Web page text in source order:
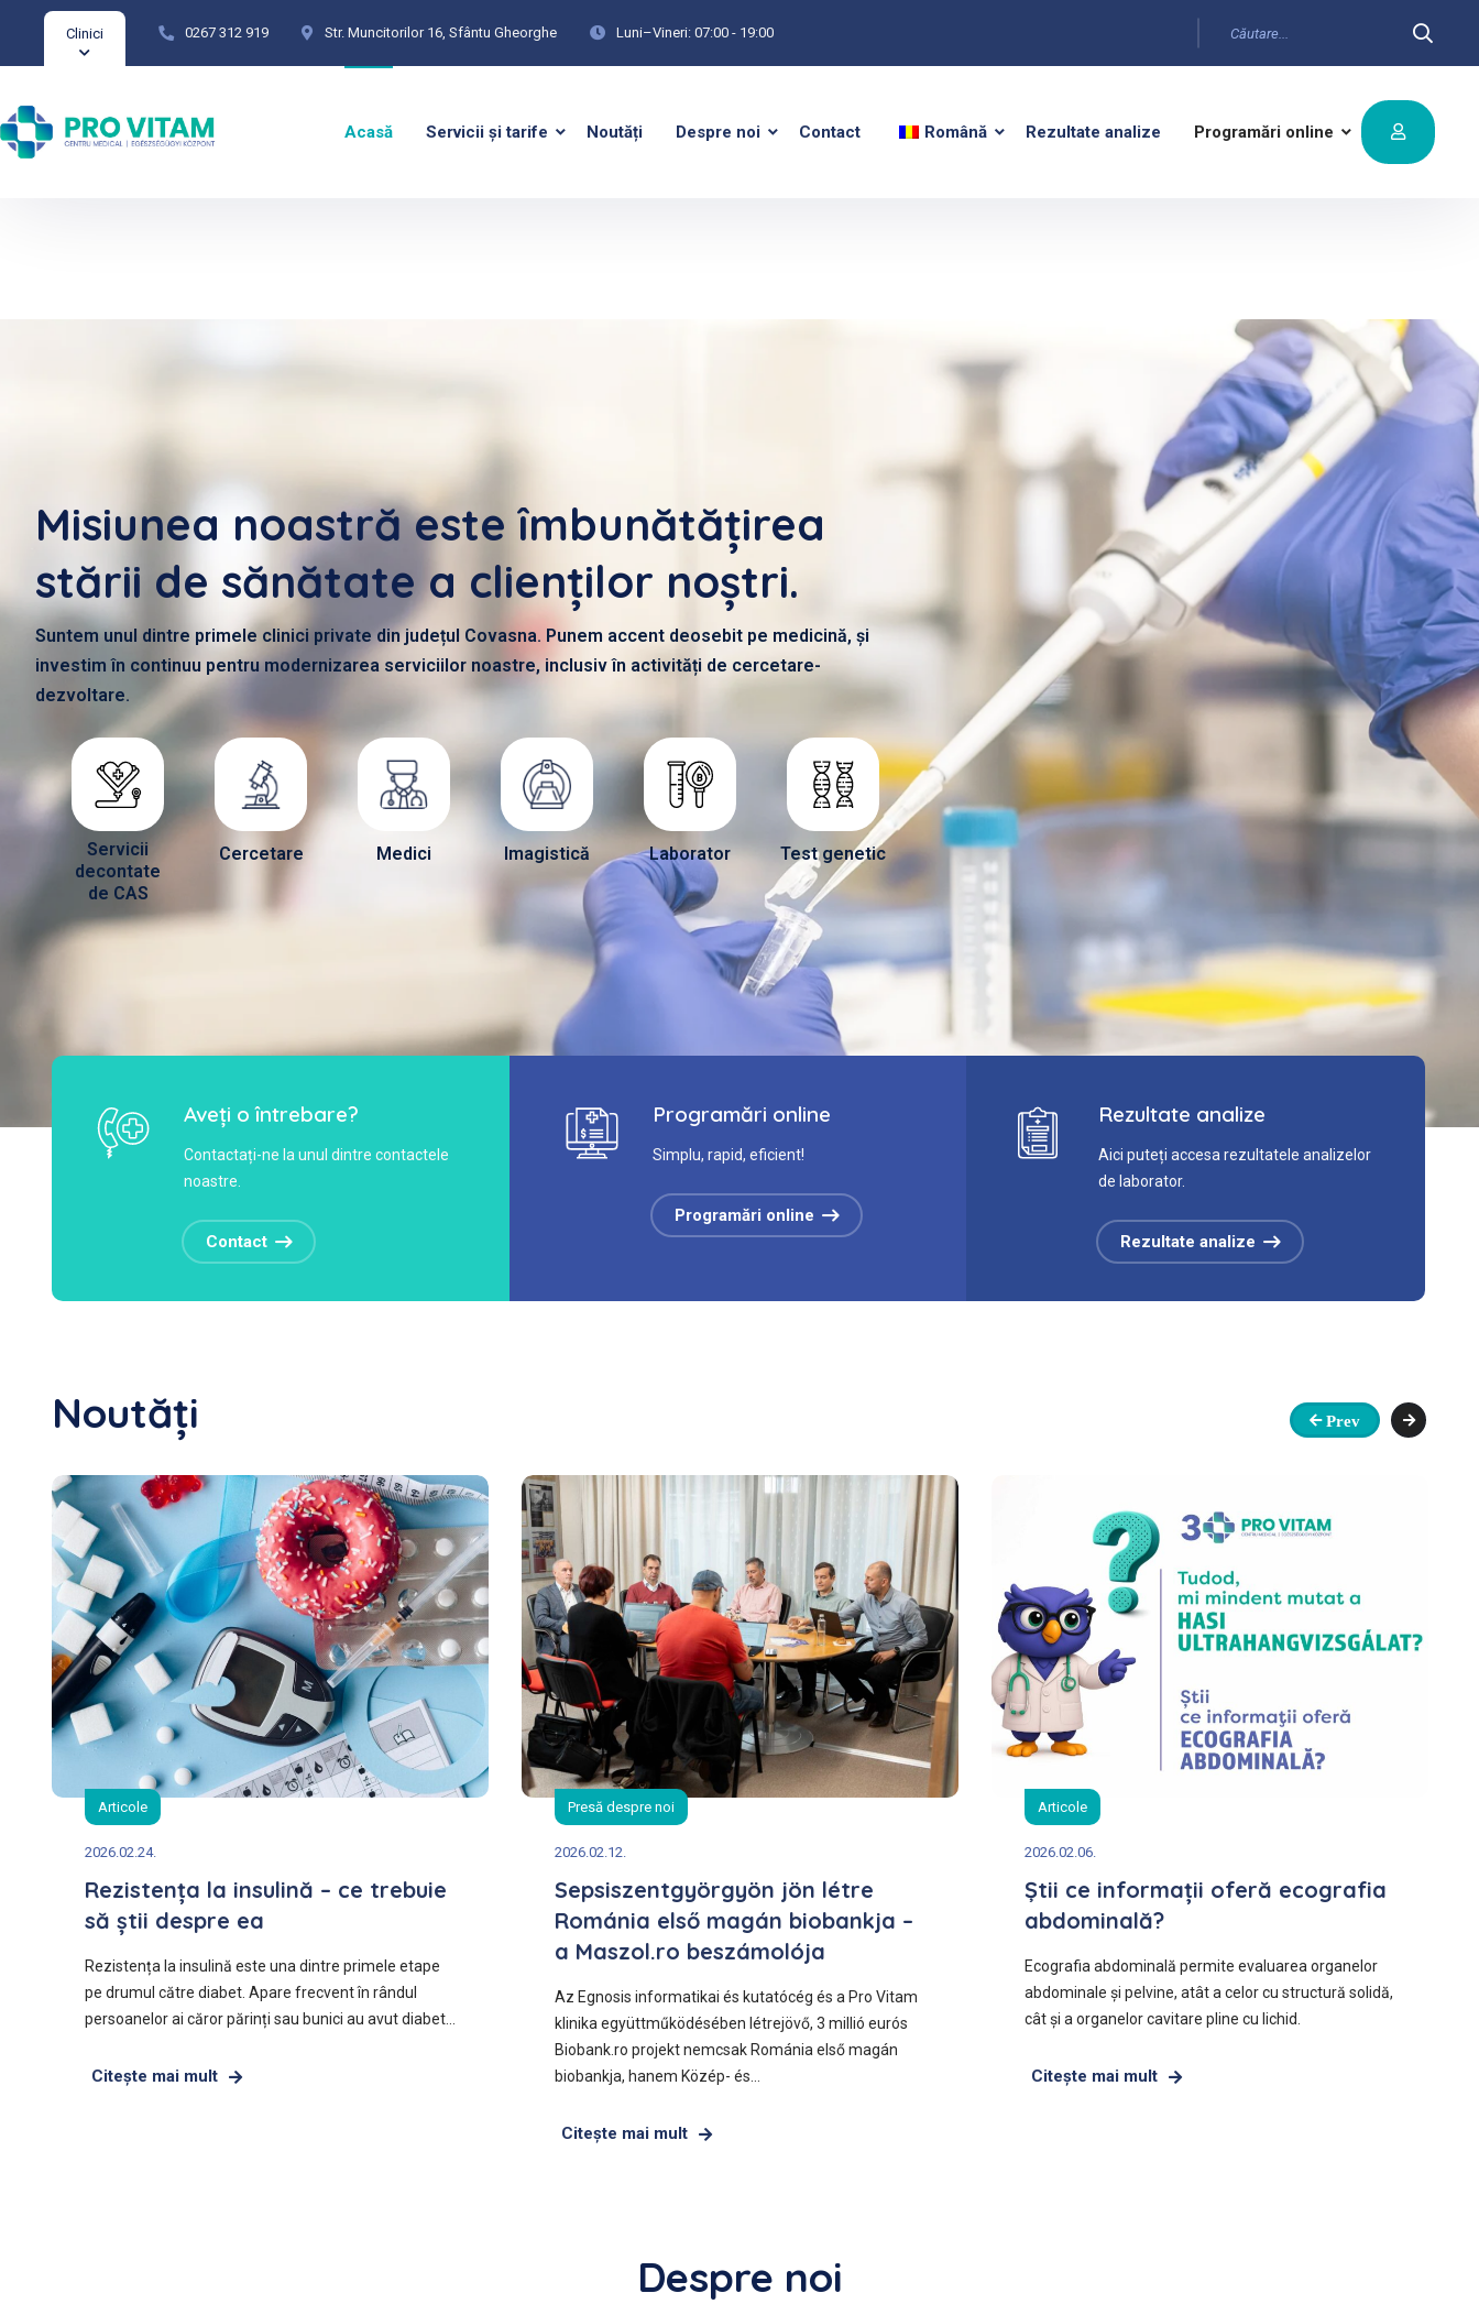
Clinici 0267 312 919 Str. Muncitorilor 16, Sfântu Gheorghe Luni–Vineri: 07:00 - 19:00
Acasă Servicii și tarife Noutăți Despre noi Contact Română Rezultate analize Programări online
Misiunea noastră este îmbunătățirea
stării de sănătate a clienților noștri.
Suntem unul dintre primele clinici private din județul Covasna. Punem accent deosebit pe medicină, și
investim în continuu pentru modernizarea serviciilor noastre, inclusiv în activități de cercetare-
dezvoltare.
Servicii
decontate
de CAS
Cercetare Medici Imagistică Laborator Test genetic
Aveți o întrebare?
Contactați-ne la unul dintre contactele
noastre.
Contact
Programări online
Simplu, rapid, eficient!
Programări online
Rezultate analize
Aici puteți accesa rezultatele analizelor
de laborator.
Rezultate analize
Noutăți
Articole
2026.02.24.
Rezistența la insulină – ce trebuie
să știi despre ea
Rezistența la insulină este una dintre primele etape
pe drumul către diabet. Apare frecvent în rândul
persoanelor ai căror părinți sau bunici au avut diabet…
Citeşte mai mult
Presă despre noi
2026.02.12.
Sepsiszentgyörgyön jön létre
Románia első magán biobankja –
a Maszol.ro beszámolója
Az Egnosis informatikai és kutatócég és a Pro Vitam
klinika együttműködésében létrejövő, 3 millió eurós
Biobank.ro projekt nemcsak Románia első magán
biobankja, hanem Közép- és…
Citeşte mai mult
Articole
2026.02.06.
Știi ce informații oferă ecografia
abdominală?
Ecografia abdominală permite evaluarea organelor
abdominale și pelvine, atât a celor cu structură solidă,
cât și a organelor cavitare pline cu lichid.
Citeşte mai mult
Despre noi